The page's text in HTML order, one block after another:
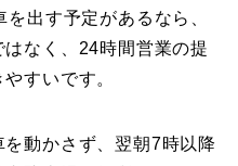
出す予定があるなら、
なく、24時間営業の提
すいです。
動かさず、翌朝7時以降